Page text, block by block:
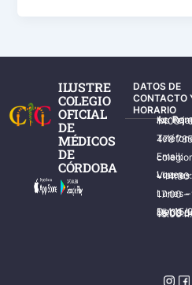
ILUSTRE
COLEGIO
OFICIAL
DE
MÉDICOS
DE
CÓRDOBA
DATOS DE
CONTACTO
HORARIO
Av. Ronda de los
Teléfonos: 957 478 785
Email:
Lunes – Viernes: 08:30 –
Lunes –
Del 15/06 al 15/09 de L – V de 08:00 – 15:00 h.